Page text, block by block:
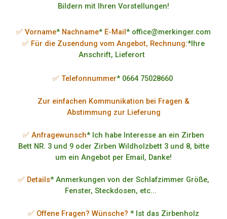
Bildern mit Ihren Vorstellungen!
✅ Vorname* Nachname* E-Mail* office@merkinger.com
✅ Für die Zusendung vom Angebot, Rechnung:*Ihre
Anschrift, Lieferort
✅ Telefonnummer* 0664 75028660
Zur einfachen Kommunikation bei Fragen &
Abstimmung zur Lieferung
✅ Anfragewunsch* Ich habe Interesse an ein Zirben
Bett NR. 3 und 9 oder Zirben Wildholzbett 3 und 8, bitte
um ein Angebot per Email, Danke!
✅ Details* Anmerkungen von der Schlafzimmer Größe,
Fenster, Steckdosen, etc...
✅ Offene Fragen? Wünsche? * Ist das Zirbenholz